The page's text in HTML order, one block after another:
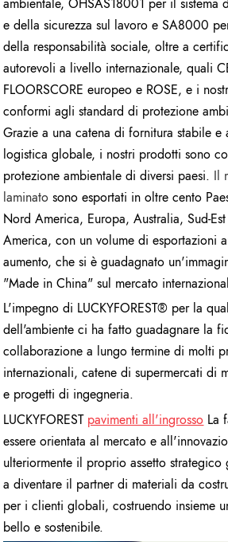
e della sicurezza sul lavoro e SA8000
della responsabilità sociale, oltre a
autorevoli a livello internazionale, quali
FLOORSCORE europeo e ROSE, e i
conformi agli standard di protezione
Grazie a una catena di fornitura stabile
logistica globale, i nostri prodotti sono
protezione ambientale di diversi paesi. Il
laminato sono esportati in oltre cento
Nord America, Europa, Australia, Sud-
America, con un volume di esportazioni
aumento, che si è guadagnato
"Made in China" sul mercato
L'impegno di LUCKYFOREST® per la
dell'ambiente ci ha fatto guadagnare la
collaborazione a lungo termine di molti
internazionali, catene di supermercati di
e progetti di ingegneria.
LUCKYFOREST pavimenti all'ingrosso La
essere orientata al mercato e
ulteriormente il proprio assetto
a diventare il partner di materiali da
per i clienti globali, costruendo insieme
bello e sostenibile.